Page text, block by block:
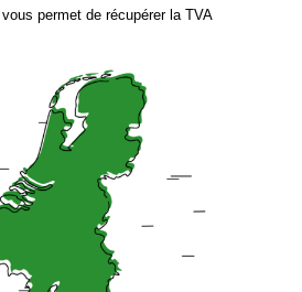
permet de récupérer la TVA